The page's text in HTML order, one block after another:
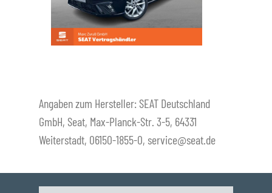
Angaben zum Hersteller: SEAT Deutschland
GmbH, Seat, Max-Planck-Str. 3-5, 64331
Weiterstadt, 06150-1855-0, service@seat.de